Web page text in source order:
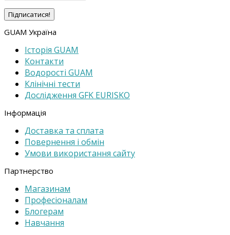
GUAM Україна
Історія GUAM
Контакти
Водорості GUAM
Клінічні тести
Дослідження GFK EURISKO
Інформація
Доставка та cплата
Повернення і обмін
Умови використання сайту
Партнерство
Магазинам
Професіоналам
Блогерам
Навчання